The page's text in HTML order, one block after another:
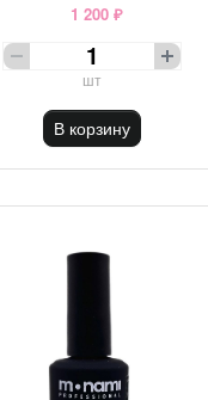
1 200 ₽
шт
В корзину